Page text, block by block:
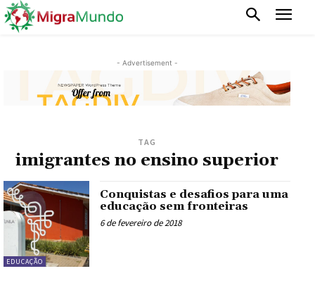
- Advertisement -
TAG
imigrantes no ensino superior
EDUCAÇÃO
Conquistas e desafios para uma
educação sem fronteiras
6 de fevereiro de 2018